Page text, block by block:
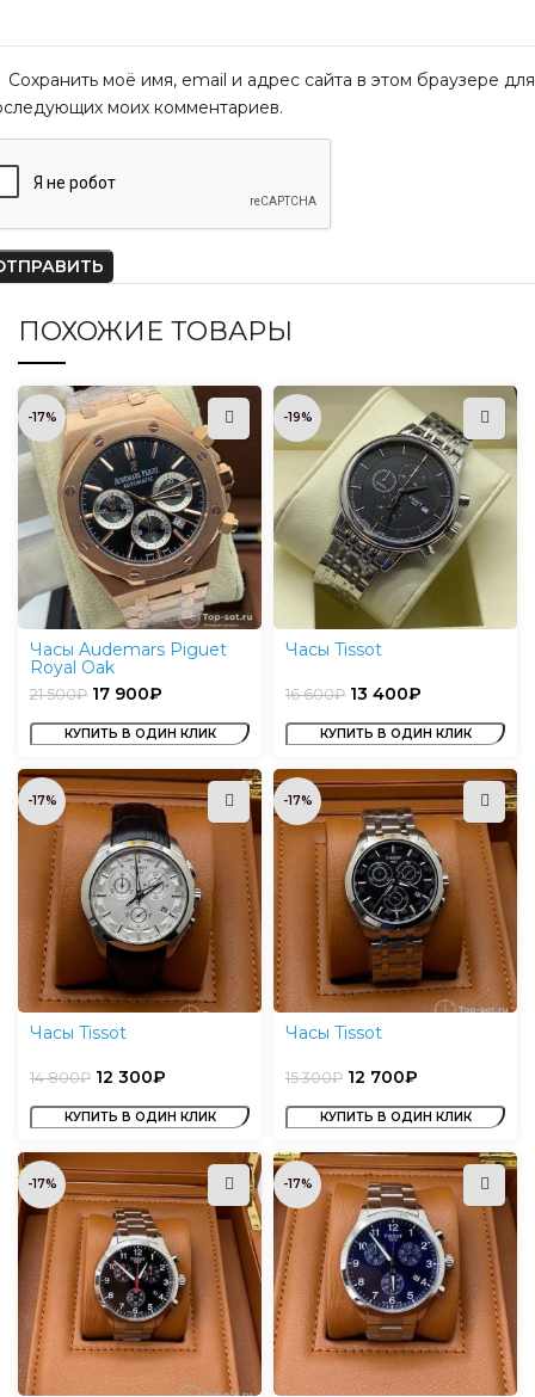
Сохранить моё имя, email и адрес сайта в этом браузере для
моих комментариев.
ПОХОЖИЕ ТОВАРЫ
-17%
Часы Audemars Piguet
Royal Oak
21 500₽ 17 900₽
КУПИТЬ В ОДИН КЛИК
-19%
Часы Tissot
16 600₽ 13 400₽
КУПИТЬ В ОДИН КЛИК
-17%
Часы Tissot
14 800₽ 12 300₽
КУПИТЬ В ОДИН КЛИК
-17%
Часы Tissot
15 300₽ 12 700₽
КУПИТЬ В ОДИН КЛИК
-17% -17%